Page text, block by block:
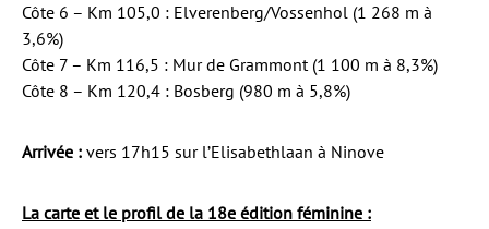
Côte 6 – Km 105,0 : Elverenberg/Vossenhol (1 268 m à
3,6%)
Côte 7 – Km 116,5 : Mur de Grammont (1 100 m à 8,3%)
Côte 8 – Km 120,4 : Bosberg (980 m à 5,8%)
Arrivée : vers 17h15 sur l’Elisabethlaan à Ninove
La carte et le profil de la 18e édition féminine :